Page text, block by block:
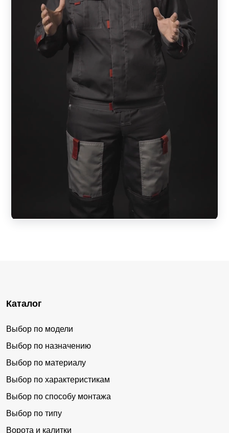
Каталог
Выбор по модели
Выбор по назначению
Выбор по материалу
Выбор по характеристикам
Выбор по способу монтажа
Выбор по типу
Ворота и калитки